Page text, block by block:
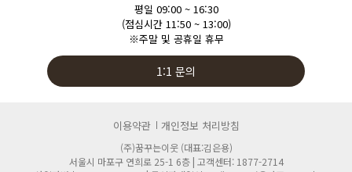
평일 09:00 ~ 16:30
(점심시간 11:50 ~ 13:00)
※주말 및 공휴일 휴무
1:1 문의
이용약관 개인정보 처리방침
(주)꿈꾸는이웃 (대표:김은용)
서울시 마포구 연희로 25-1 6층 | 고객센터: 1877-2714